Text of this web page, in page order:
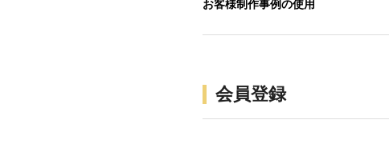
お客様制作事例の使用
会員登録